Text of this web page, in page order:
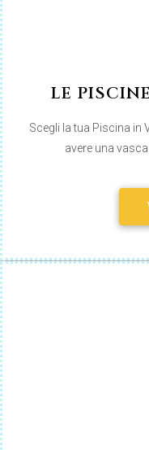
LE
Scegli la tua Piscina in
avere una